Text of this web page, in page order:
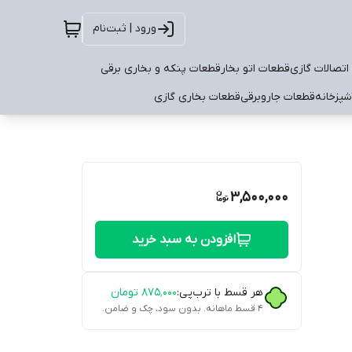
ورود | ثبت‌نام
گازیقطعات اتو بخارقطعات پنکه و بخاری برقی
قطعات جاروبرقیقطعات بخاری گازی
3,500,000
افزودن به سبد خرید
هر قسط با ترب‌پی:۸۷۵٬۰۰۰ تومان
۴ قسط ماهانه. بدون سود، چک و ضامن.